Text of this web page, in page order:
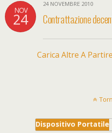
NOV
24
24 NOVEMBRE 2010
Contrattazione
Carica Altre A
Dispositivo Portatile